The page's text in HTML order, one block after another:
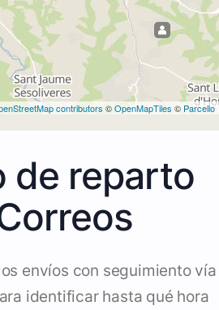
contributors ©OpenMapTiles © Parcello
de reparto
envíos con seguimiento vía
identificar hasta qué hora